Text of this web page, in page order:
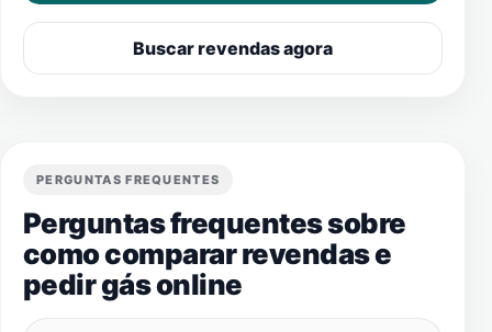
Buscar revendas agora
PERGUNTAS FREQUENTES
Perguntas frequentes sobre
como comparar revendas e
pedir gás online